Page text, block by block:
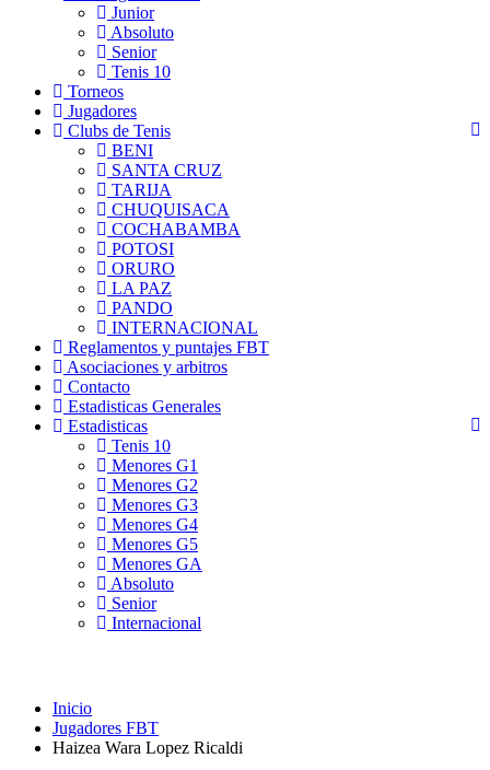
Junior
Absoluto
Senior
Tenis 10
Torneos
Jugadores
Clubs de Tenis
BENI
SANTA CRUZ
TARIJA
CHUQUISACA
COCHABAMBA
POTOSI
ORURO
LA PAZ
PANDO
INTERNACIONAL
Reglamentos y puntajes FBT
Asociaciones y arbitros
Contacto
Estadisticas Generales
Estadisticas
Tenis 10
Menores G1
Menores G2
Menores G3
Menores G4
Menores G5
Menores GA
Absoluto
Senior
Internacional
Inicio
Jugadores FBT
Haizea Wara Lopez Ricaldi